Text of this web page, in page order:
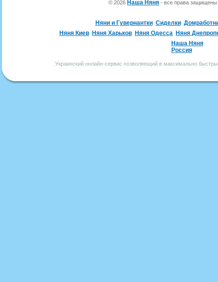
© 2026 Наша Няня - все права
Няни и Гувернантки Сиделки
Няня Киев Няня Харьков Няня Одесса Няня
Наша Няня
Россия
Украинский онлайн-сервис позволяющий в максимально